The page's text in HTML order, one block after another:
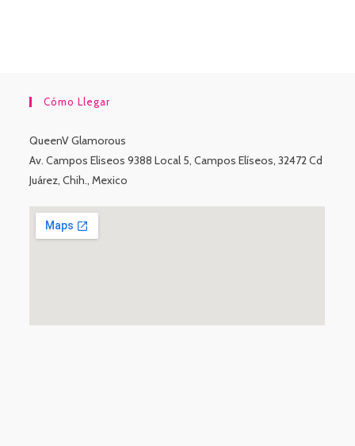
Cómo Llegar
QueenV Glamorous
Av. Campos Eliseos 9388 Local 5, Campos Elíseos, 32472 Cd
Juárez, Chih., Mexico